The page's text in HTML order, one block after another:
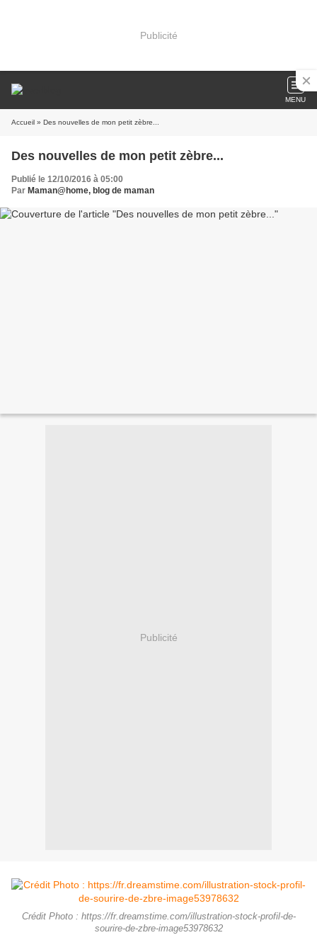
Publicité
MENU
Accueil » Des nouvelles de mon petit zèbre...
Des nouvelles de mon petit zèbre...
Publié le 12/10/2016 à 05:00
Par Maman@home, blog de maman
Publicité
Crédit Photo : https://fr.dreamstime.com/illustration-stock-profil-de-
sourire-de-zbre-image53978632